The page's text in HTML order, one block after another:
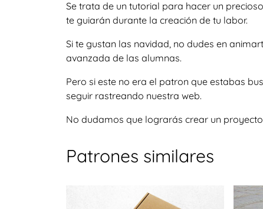
Se trata de un tutorial para hacer un
te guiarán durante la creación de tu labor.
Si te gustan las navidad, no dudes en
avanzada de las alumnas.
Pero si este no era el patron que estabas
seguir rastreando nuestra web.
No dudamos que lograrás crear un
Patrones similares